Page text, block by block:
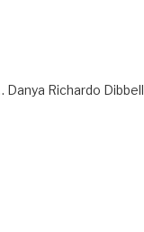
Richardo Dibbell